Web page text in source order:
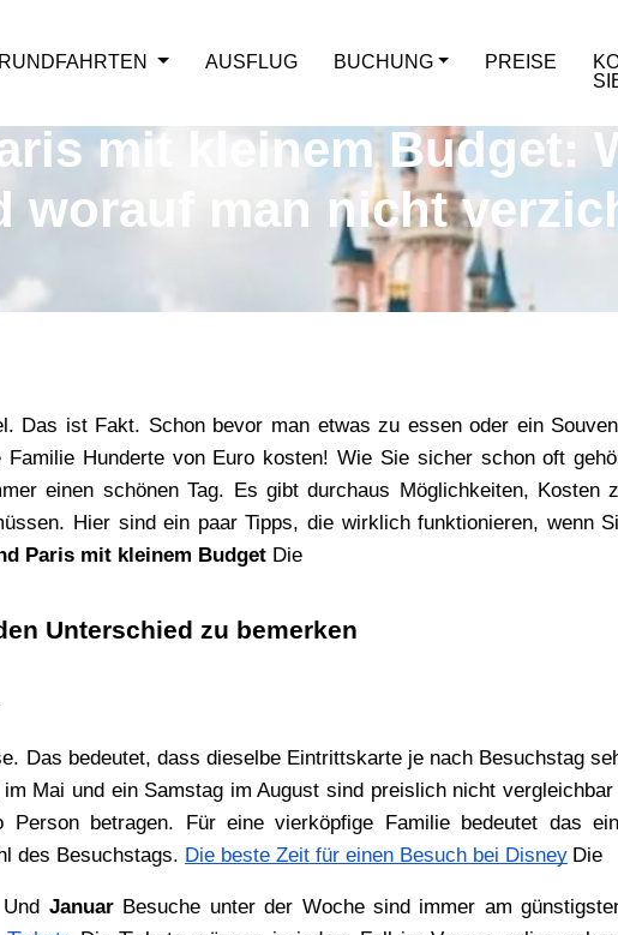
AUSFLUG BUCHUNG PREISE
mit kleinem Budget:
worauf man nicht
Das ist Fakt. Schon bevor man etwas zu essen oder ein
Hunderte von Euro kosten! Wie Sie sicher schon oft
einen schönen Tag. Es gibt durchaus Möglichkeiten, Kosten
Hier sind ein paar Tipps, die wirklich funktionieren, wenn
Paris mit kleinem Budget Die
Unterschied zu bemerken
Das bedeutet, dass dieselbe Eintrittskarte je nach Besuchstag
Mai und ein Samstag im August sind preislich nicht vergleichbar
betragen. Für eine vierköpfige Familie bedeutet das
des Besuchstags. Die beste Zeit für einen Besuch bei Disney Die
Januar Besuche unter der Woche sind immer am